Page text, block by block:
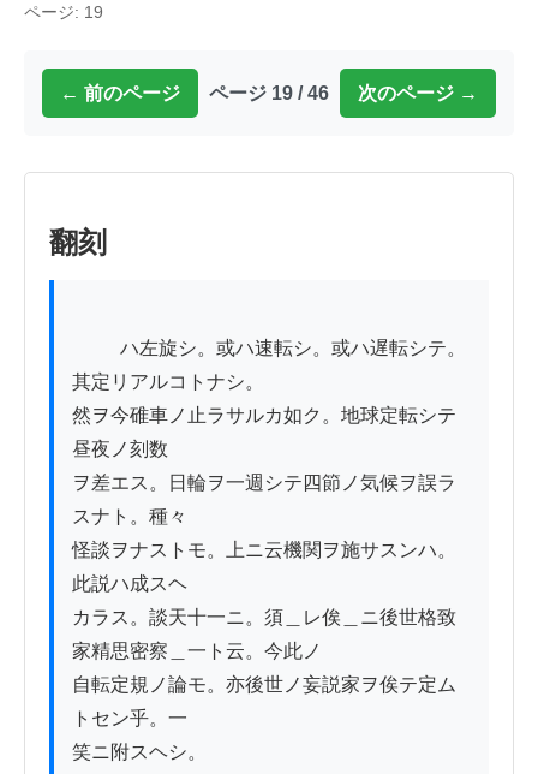
ページ: 19
← 前のページ ページ 19 / 46 次のページ →
翻刻
其定リアルコトナシ。
然ヲ今碓車ノ止ラサルカ如ク。地球定転シテ
昼夜ノ刻数
ヲ差エス。日輪ヲ一週シテ四節ノ気候ヲ誤ラ
スナト。種々
怪談ヲナストモ。上ニ云機関ヲ施サスンハ。
此説ハ成スヘ
カラス。談天十一ニ。須＿レ俟＿ニ後世格致
家精思密察＿一ト云。今此ノ
自転定規ノ論モ。亦後世ノ妄説家ヲ俟テ定ム
トセン乎。一
笑ニ附スヘシ。